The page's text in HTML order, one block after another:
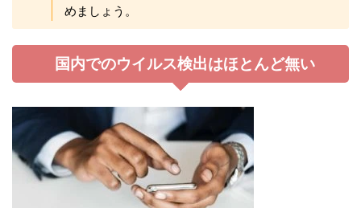
めましょう。
国内でのウイルス検出はほとんど無い